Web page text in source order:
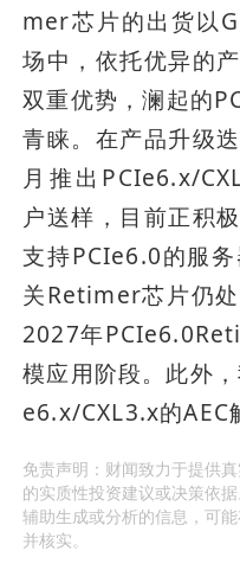
mer芯片的出货以
场中，依托优异的
双重优势，澜起的
青睐。在产品升级
月推出PCIe6.x/
户送样，目前正积
支持PCIe6.0的服
关Retimer芯片仍
2027年
模应用阶段。此外
e6.x/CXL3.x的AEC
免责声明：财闻致力于提供
的实质性投资建议或决策依
辅助生成或分析的信息，可
并核实。